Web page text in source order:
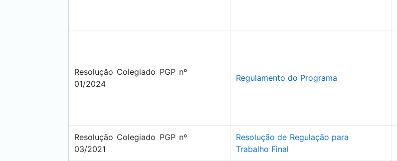
Resolução Colegiado PGP nº
01/2024
Regulamento do Programa
Resolução Colegiado PGP nº
03/2021
Resolução de Regulação para
Trabalho Final